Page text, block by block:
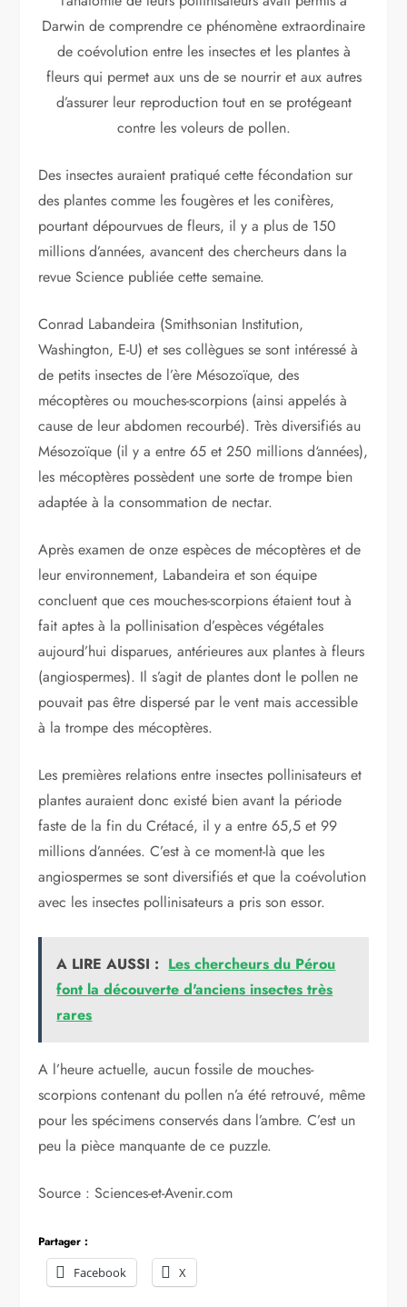
Darwin de comprendre ce phénomène extraordinaire
de coévolution entre les insectes et les plantes à
fleurs qui permet aux uns de se nourrir et aux autres
d’assurer leur reproduction tout en se protégeant
contre les voleurs de pollen.
Des insectes auraient pratiqué cette fécondation sur
des plantes comme les fougères et les conifères,
pourtant dépourvues de fleurs, il y a plus de 150
millions d’années, avancent des chercheurs dans la
revue Science publiée cette semaine.
Conrad Labandeira (Smithsonian Institution,
Washington, E-U) et ses collègues se sont intéressé à
de petits insectes de l’ère Mésozoïque, des
mécoptères ou mouches-scorpions (ainsi appelés à
cause de leur abdomen recourbé). Très diversifiés au
Mésozoïque (il y a entre 65 et 250 millions d‘années),
les mécoptères possèdent une sorte de trompe bien
adaptée à la consommation de nectar.
Après examen de onze espèces de mécoptères et de
leur environnement, Labandeira et son équipe
concluent que ces mouches-scorpions étaient tout à
fait aptes à la pollinisation d’espèces végétales
aujourd’hui disparues, antérieures aux plantes à fleurs
(angiospermes). Il s’agit de plantes dont le pollen ne
pouvait pas être dispersé par le vent mais accessible
à la trompe des mécoptères.
Les premières relations entre insectes pollinisateurs et
plantes auraient donc existé bien avant la période
faste de la fin du Crétacé, il y a entre 65,5 et 99
millions d’années. C’est à ce moment-là que les
angiospermes se sont diversifiés et que la coévolution
avec les insectes pollinisateurs a pris son essor.
A LIRE AUSSI : Les chercheurs du Pérou
font la découverte d'anciens insectes très
rares
A l’heure actuelle, aucun fossile de mouches-
scorpions contenant du pollen n’a été retrouvé, même
pour les spécimens conservés dans l’ambre. C’est un
peu la pièce manquante de ce puzzle.
Source : Sciences-et-Avenir.com
Partager :
Facebook
X